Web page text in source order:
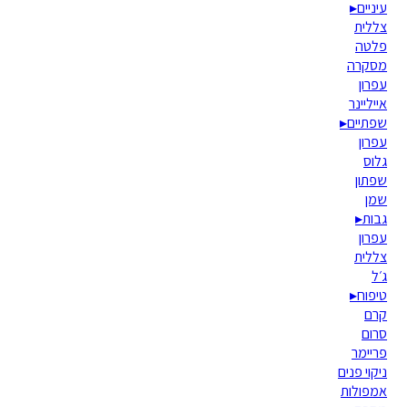
עיניים▸
צללית
פלטה
מסקרה
עפרון
אייליינר
שפתיים▸
עפרון
גלוס
שפתון
שמן
גבות▸
עפרון
צללית
ג׳ל
טיפוח▸
קרם
סרום
פריימר
ניקוי פנים
אמפולות